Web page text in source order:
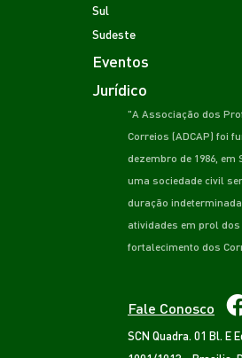
Sul
Sudeste
Eventos
Jurídico
"A Associação dos
Correios (ADCAP) foi
dezembro de 1986, em
uma sociedade civil
duração
atividades em prol
fortalecimento dos
Fale Conosco
SCN Quadra. 01 Bl. E